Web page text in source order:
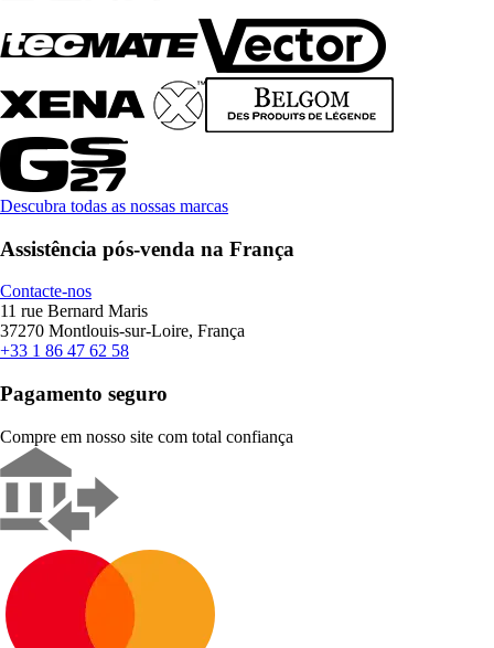
Descubra todas as nossas marcas
Assistência pós-venda na França
Contacte-nos
11 rue Bernard Maris
37270 Montlouis-sur-Loire, França
+33 1 86 47 62 58
Pagamento seguro
Compre em nosso site com total confiança